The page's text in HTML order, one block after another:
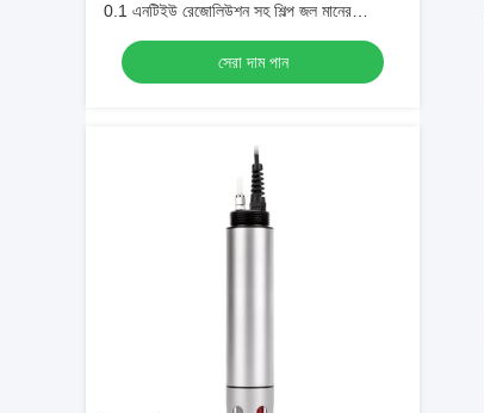
0.1 এনটিইউ রেজোলিউশন সহ শিল্প জল মানের
পর্যবেক্ষণের জন্য
সেরা দাম পান